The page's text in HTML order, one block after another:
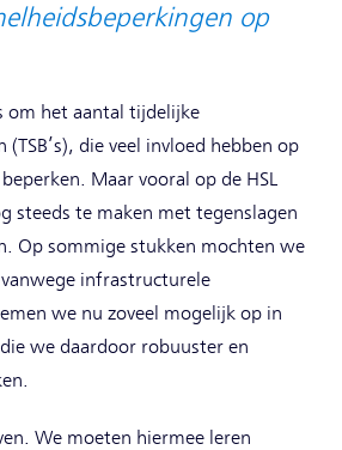
op
om het aantal tijdelijke
die veel invloed hebben op
Maar vooral op de HSL
steeds te maken met tegenslagen
Op sommige stukken mochten we
infrastructurele
we nu zoveel mogelijk op in
we daardoor robuuster en
We moeten hiermee leren